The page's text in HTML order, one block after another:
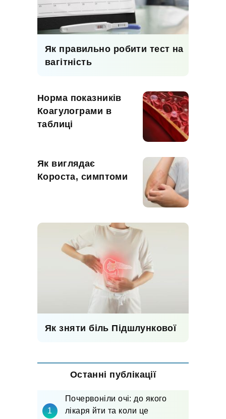
Як правильно робити тест на
вагітність
Норма показників
Коагулограми в
таблиці
Як виглядає
Короста, симптоми
Як зняти біль Підшлункової
Останні публікації
Почервоніли очі: до якого
лікаря йти та коли це